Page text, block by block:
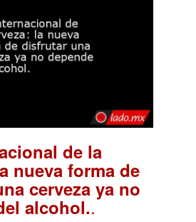
de la
nueva forma de
cerveza ya no
alcohol..